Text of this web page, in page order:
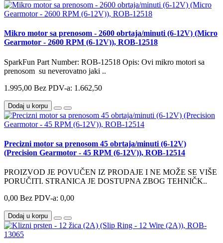
Mikro motor sa prenosom - 2600 obrtaja/minuti (6-12V) (Micro
Gearmotor - 2600 RPM (6-12V)), ROB-12518
SparkFun Part Number: ROB-12518 Opis: Ovi mikro motori sa
prenosom su neverovatno jaki ..
1.995,00 Bez PDV-a: 1.662,50
Dodaj u korpu
Precizni motor sa prenosom 45 obrtaja/minuti (6-12V)
(Precision Gearmotor - 45 RPM (6-12V)), ROB-12514
PROIZVOD JE POVUČEN IZ PRODAJE I NE MOŽE SE VIŠE
PORUČITI. STRANICA JE DOSTUPNA ZBOG TEHNIČK..
0,00 Bez PDV-a: 0,00
Dodaj u korpu